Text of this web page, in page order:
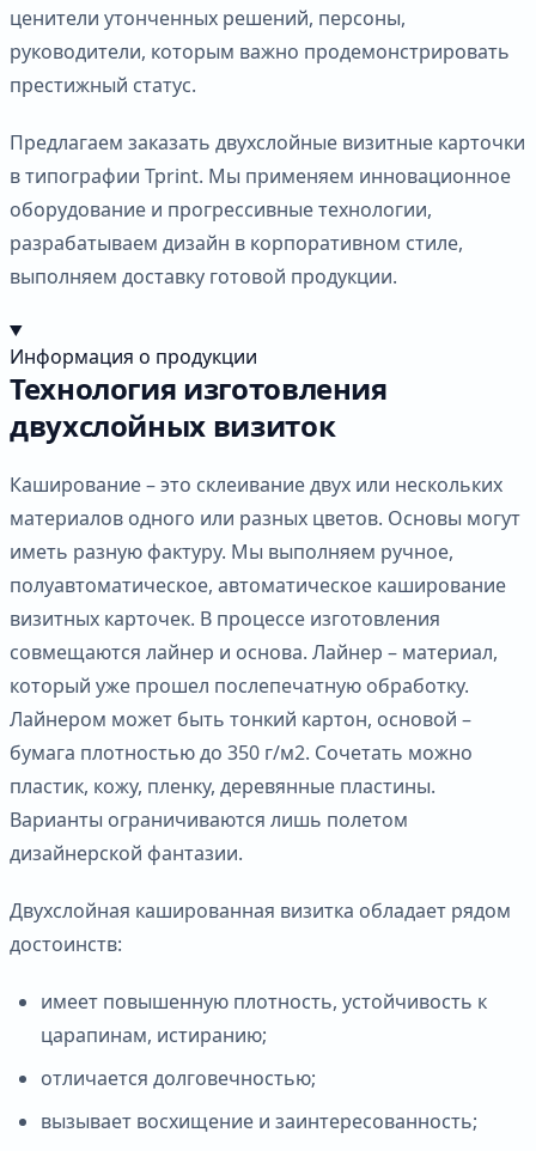
ценители утонченных решений, персоны,
руководители, которым важно продемонстрировать
престижный статус.
Предлагаем заказать двухслойные визитные карточки
в типографии Tprint. Мы применяем инновационное
оборудование и прогрессивные технологии,
разрабатываем дизайн в корпоративном стиле,
выполняем доставку готовой продукции.
Информация о продукции
Технология изготовления
двухслойных визиток
Каширование – это склеивание двух или нескольких
материалов одного или разных цветов. Основы могут
иметь разную фактуру. Мы выполняем ручное,
полуавтоматическое, автоматическое каширование
визитных карточек. В процессе изготовления
совмещаются лайнер и основа. Лайнер – материал,
который уже прошел послепечатную обработку.
Лайнером может быть тонкий картон, основой –
бумага плотностью до 350 г/м2. Сочетать можно
пластик, кожу, пленку, деревянные пластины.
Варианты ограничиваются лишь полетом
дизайнерской фантазии.
Двухслойная кашированная визитка обладает рядом
достоинств:
имеет повышенную плотность, устойчивость к
царапинам, истиранию;
отличается долговечностью;
вызывает восхищение и заинтересованность;